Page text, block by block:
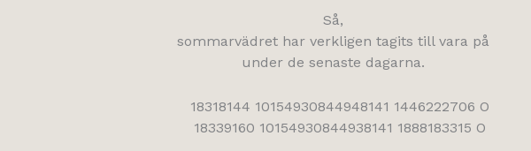
Så,
sommarvädret har verkligen tagits till vara på
under de senaste dagarna.